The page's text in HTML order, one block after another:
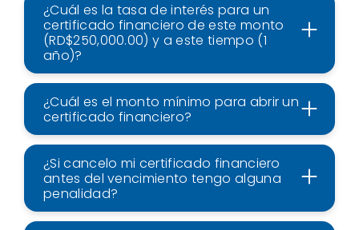
¿Cuál es la tasa de interés para un
certificado financiero de este monto
(RD$250,000.00) y a este tiempo (1
año)?
¿Cuál es el monto mínimo para abrir un
certificado financiero?
¿Si cancelo mi certificado financiero
antes del vencimiento tengo alguna
penalidad?